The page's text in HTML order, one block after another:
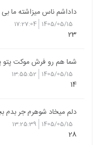
داداشم ناس میزاشته ما
1405/05/15
17:27:04
23
شما هم رو فرش موکت پتو
1405/05/15
13:55:52
14
دلم میخاد شوهرم جر
1405/05/15
13:25:39
28